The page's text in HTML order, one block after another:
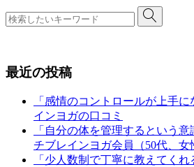
最近の投稿
「感情のコントロールが上手
インヨガの口コミ
「自分の体を管理するという
チブレインヨガ会員（50代、女
「少人数制で丁寧に教えてく